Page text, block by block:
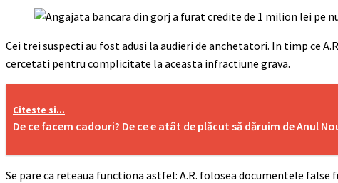
Cei trei suspecti au fost adusi la audieri de anchetatori. In timp ce
cercetati pentru complicitate la aceasta infractiune grava.
Citeste si...
De ce facem cadouri? De ce e atât de plăcut să dăruim de Anul
Se pare ca reteaua functiona astfel: A.R. folosea documentele